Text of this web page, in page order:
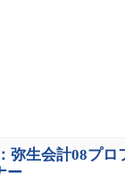
弥生会計08プ
ー